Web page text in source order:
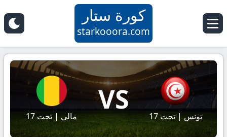
كورة ستار
starkooora.com
تونس | تحت 17
VS
مالي | تحت 17